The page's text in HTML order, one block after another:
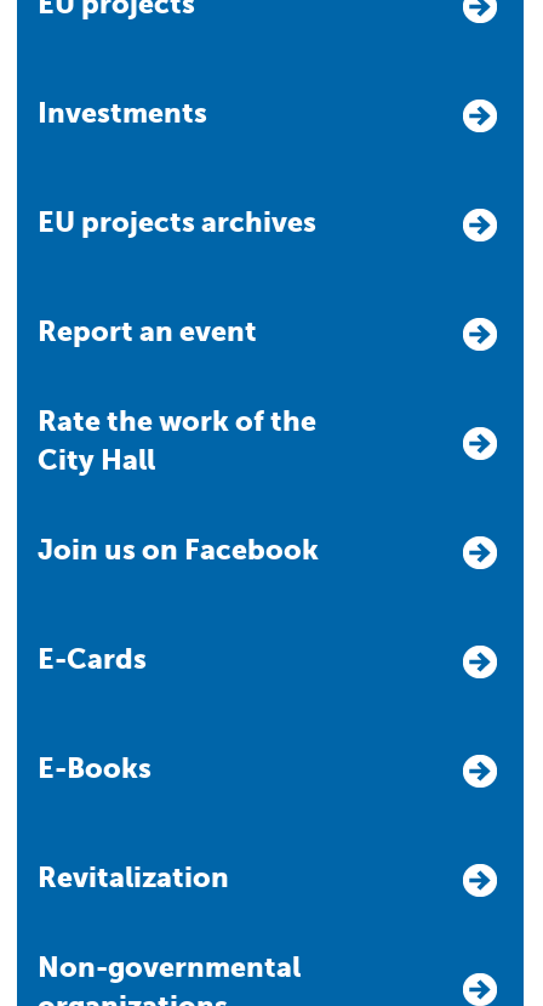
Investments
EU projects archives
Report an event
Rate the work of the
City Hall
Join us on Facebook
E-Cards
E-Books
Revitalization
Non-governmental